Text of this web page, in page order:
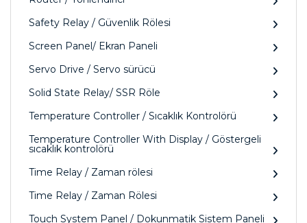
Safety Relay / Güvenlik Rölesi
Screen Panel/ Ekran Paneli
Servo Drive / Servo sürücü
Solid State Relay/ SSR Röle
Temperature Controller / Sıcaklık Kontrolörü
Temperature Controller With Display / Göstergeli
sıcaklık kontrolörü
Time Relay / Zaman rölesi
Time Relay / Zaman Rölesi
Touch System Panel / Dokunmatik Sistem Paneli